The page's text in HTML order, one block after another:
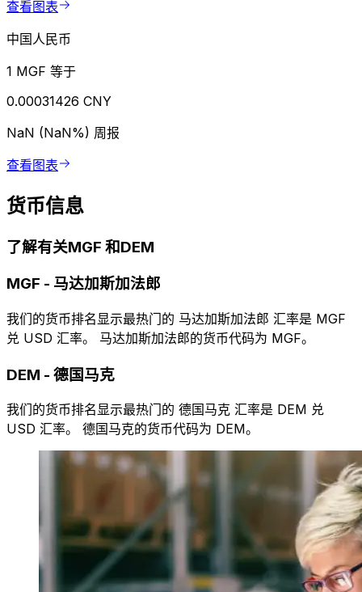
查看图表
中国人民币
1 MGF 等于
0.00031426 CNY
NaN (NaN%) 周报
查看图表
货币信息
了解有关MGF 和DEM
MGF - 马达加斯加法郎
我们的货币排名显示最热门的 马达加斯加法郎 汇率是 MGF
兑 USD 汇率。 马达加斯加法郎的货币代码为 MGF。
DEM - 德国马克
我们的货币排名显示最热门的 德国马克 汇率是 DEM 兑
USD 汇率。 德国马克的货币代码为 DEM。